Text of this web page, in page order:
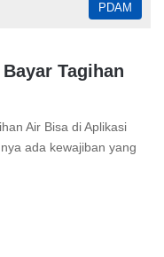
PDAM
Tagihan
Air Bisa di Aplikasi
ada kewajiban yang